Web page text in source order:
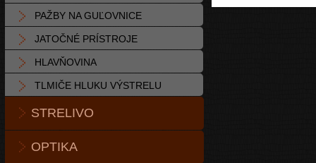
PAŽBY NA GUĽOVNICE
JATOČNÉ PRÍSTROJE
HLAVŇOVINA
TLMIČE HLUKU VÝSTRELU
STRELIVO
OPTIKA